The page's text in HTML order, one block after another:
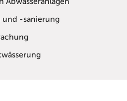
und -sanierung